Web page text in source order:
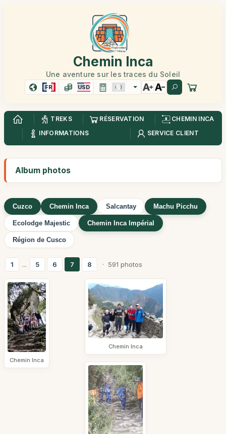
Chemin Inca
Une aventure sur les traces du Soleil
FR USD
TREKS RÉSERVATION
CHEMIN INCA
INFORMATIONS
SERVICE CLIENT
Album photos
Cuzco Chemin Inca Salcantay Machu Picchu
Ecolodge Majestic Chemin Inca Impérial
Région de Cusco
1 ... 5 6 7 8 · 591 photos
Chemin Inca
Chemin Inca